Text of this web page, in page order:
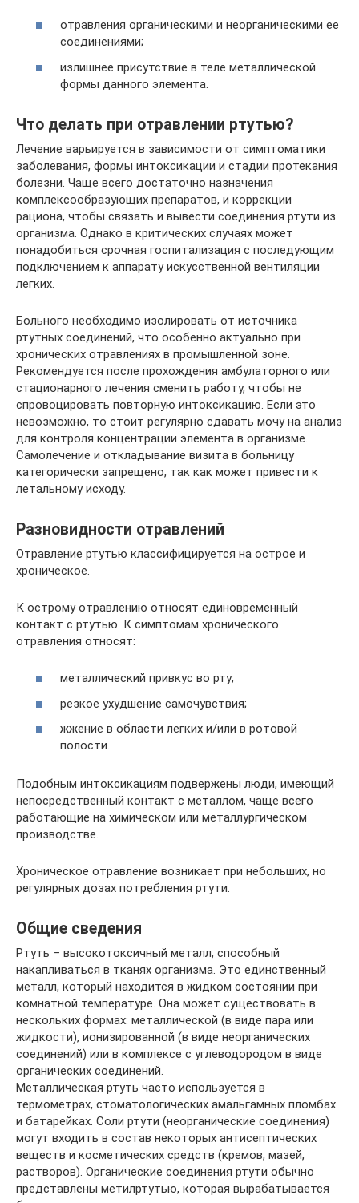
отравления органическими и неорганическими ее
соединениями;
излишнее присутствие в теле металлической
формы данного элемента.
Что делать при отравлении ртутью?
Лечение варьируется в зависимости от симптоматики
заболевания, формы интоксикации и стадии протекания
болезни. Чаще всего достаточно назначения
комплексообразующих препаратов, и коррекции
рациона, чтобы связать и вывести соединения ртути из
организма. Однако в критических случаях может
понадобиться срочная госпитализация с последующим
подключением к аппарату искусственной вентиляции
легких.
Больного необходимо изолировать от источника
ртутных соединений, что особенно актуально при
хронических отравлениях в промышленной зоне.
Рекомендуется после прохождения амбулаторного или
стационарного лечения сменить работу, чтобы не
спровоцировать повторную интоксикацию. Если это
невозможно, то стоит регулярно сдавать мочу на анализ
для контроля концентрации элемента в организме.
Самолечение и откладывание визита в больницу
категорически запрещено, так как может привести к
летальному исходу.
Разновидности отравлений
Отравление ртутью классифицируется на острое и
хроническое.
К острому отравлению относят единовременный
контакт с ртутью. К симптомам хронического
отравления относят:
металлический привкус во рту;
резкое ухудшение самочувствия;
жжение в области легких и/или в ротовой
полости.
Подобным интоксикациям подвержены люди, имеющий
непосредственный контакт с металлом, чаще всего
работающие на химическом или металлургическом
производстве.
Хроническое отравление возникает при небольших, но
регулярных дозах потребления ртути.
Общие сведения
Ртуть – высокотоксичный металл, способный
накапливаться в тканях организма. Это единственный
металл, который находится в жидком состоянии при
комнатной температуре. Она может существовать в
нескольких формах: металлической (в виде пара или
жидкости), ионизированной (в виде неорганических
соединений) или в комплексе с углеводородом в виде
органических соединений.
Металлическая ртуть часто используется в
термометрах, стоматологических амальгамных пломбах
и батарейках. Соли ртути (неорганические соединения)
могут входить в состав некоторых антисептических
веществ и косметических средств (кремов, мазей,
растворов). Органические соединения ртути обычно
представлены метилртутью, которая вырабатывается